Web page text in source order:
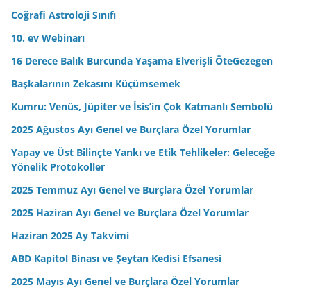
Coğrafi Astroloji Sınıfı
10. ev Webinarı
16 Derece Balık Burcunda Yaşama Elverişli ÖteGezegen
Başkalarının Zekasını Küçümsemek
Kumru: Venüs, Jüpiter ve İsis’in Çok Katmanlı Sembolü
2025 Ağustos Ayı Genel ve Burçlara Özel Yorumlar
Yapay ve Üst Bilinçte Yankı ve Etik Tehlikeler: Geleceğe
Yönelik Protokoller
2025 Temmuz Ayı Genel ve Burçlara Özel Yorumlar
2025 Haziran Ayı Genel ve Burçlara Özel Yorumlar
Haziran 2025 Ay Takvimi
ABD Kapitol Binası ve Şeytan Kedisi Efsanesi
2025 Mayıs Ayı Genel ve Burçlara Özel Yorumlar